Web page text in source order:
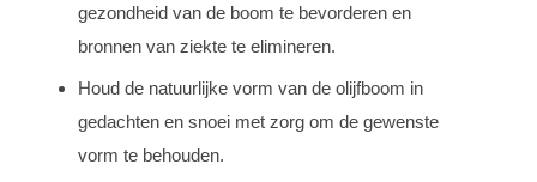
gezondheid van de boom te bevorderen en
bronnen van ziekte te elimineren.
Houd de natuurlijke vorm van de olijfboom in
gedachten en snoei met zorg om de gewenste
vorm te behouden.